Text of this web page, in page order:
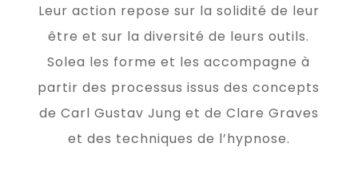
Leur action repose sur la solidité de leur
être et sur la diversité de leurs outils.
Solea les forme et les accompagne à
partir des processus issus des concepts
de Carl Gustav Jung et de Clare Graves
et des techniques de l’hypnose.